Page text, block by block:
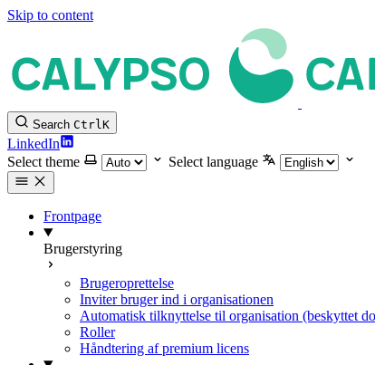
Skip to content
Search CtrlK
LinkedIn
Select theme
Select language
Frontpage
Brugerstyring
Brugeroprettelse
Inviter bruger ind i organisationen
Automatisk tilknyttelse til organisation (beskyttet
Roller
Håndtering af premium licens